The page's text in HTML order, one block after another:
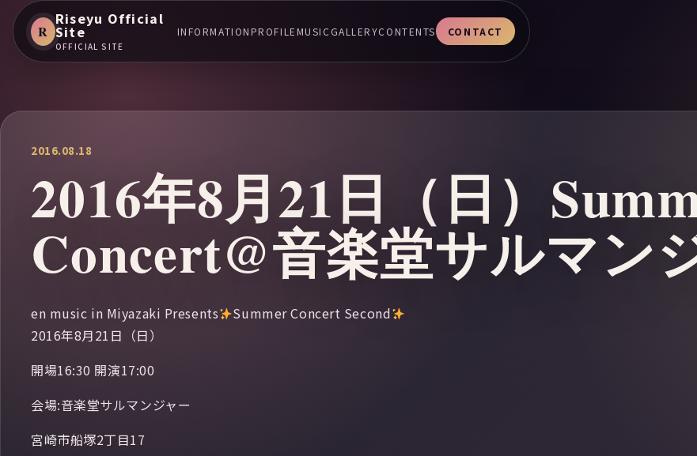
R
Riseyu Official
Site
OFFICIAL SITE
INFORMATIONPROFILEMUSIC GALLERYCONTENTS CONTACT
2016.08.18
2016年8月21日（日）
Concert@音楽堂サルマン
en music in Miyazaki Presents
Summer Concert Second
2016年8月21日（日）
開場16:30 開演17:00
会場:音楽堂サルマンジャー
宮崎市船塚2丁目17